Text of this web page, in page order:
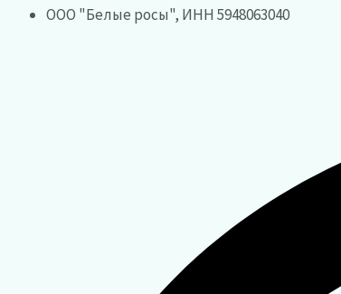
ООО "Белые росы", ИНН 5948063040